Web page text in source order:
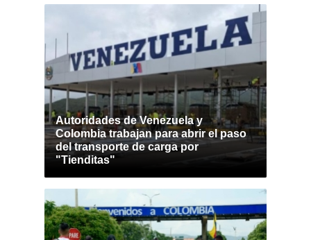
Autoridades de Venezuela y
Colombia trabajan para abrir el paso
del transporte de carga por
"Tienditas"